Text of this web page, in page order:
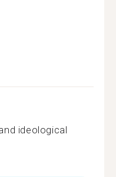
ideological